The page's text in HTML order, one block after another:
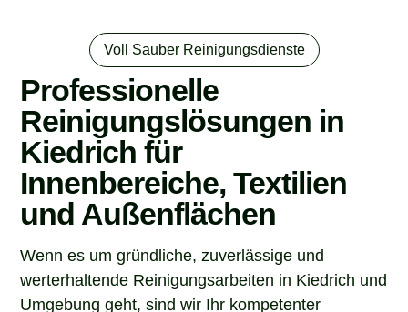
Voll Sauber Reinigungsdienste
Professionelle
Reinigungslösungen in
Kiedrich für
Innenbereiche, Textilien
und Außenflächen
Wenn es um gründliche, zuverlässige und
werterhaltende Reinigungsarbeiten in Kiedrich und
Umgebung geht, sind wir Ihr kompetenter